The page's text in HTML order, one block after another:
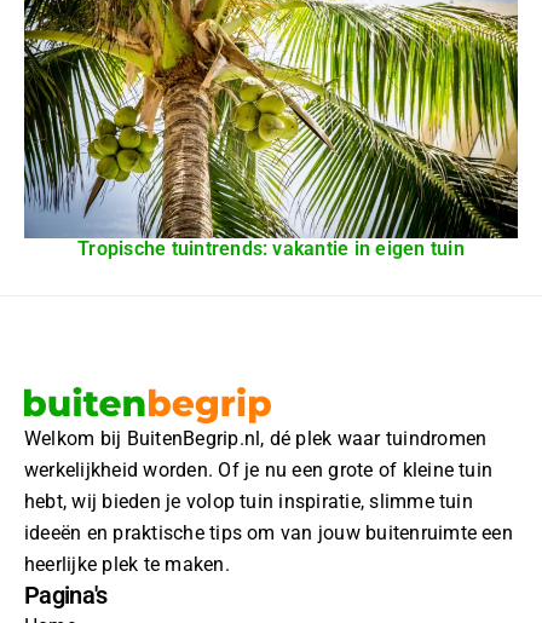
Tropische tuintrends: vakantie in eigen tuin
Welkom bij BuitenBegrip.nl, dé plek waar tuindromen
werkelijkheid worden. Of je nu een grote of kleine tuin
hebt, wij bieden je volop tuin inspiratie, slimme tuin
ideeën en praktische tips om van jouw buitenruimte een
heerlijke plek te maken.
Pagina's